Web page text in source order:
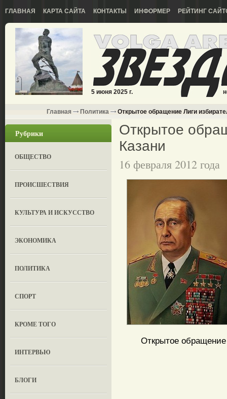
ГЛАВНАЯ КАРТА САЙТА КОНТАКТЫ ИНФОРМЕР РЕЙТИНГ
5 июня 2025 г.
Главная Политика Открытое обращение Лиги
Рубрики
ОБЩЕСТВО
ПРОИСШЕСТВИЯ
КУЛЬТУРА И ИСКУССТВО
ЭКОНОМИКА
ПОЛИТИКА
СПОРТ
КРОМЕ ТОГО
ИНТЕРВЬЮ
БЛОГИ
Открытое
Казани
16 февраля 2012 года
Открытое обращение